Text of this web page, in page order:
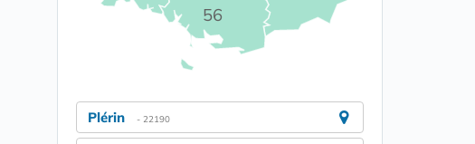
56
Plérin - 22190